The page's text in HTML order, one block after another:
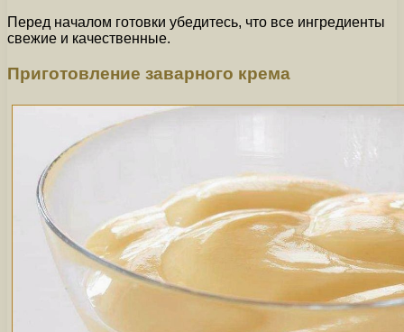
Перед началом готовки убедитесь, что все ингредиенты
свежие и качественные.
Приготовление заварного крема